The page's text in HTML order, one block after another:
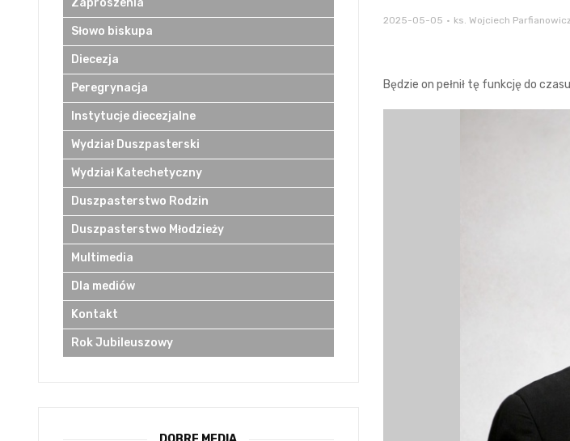
2025-05-05 ks. Wojciech
Będzie on pełnił tę funkcję do
Zaproszenia
Słowo biskupa
Diecezja
Peregrynacja
Instytucje diecezjalne
Wydział Duszpasterski
Wydział Katechetyczny
Duszpasterstwo Rodzin
Duszpasterstwo Młodzieży
Multimedia
Dla mediów
Kontakt
Rok Jubileuszowy